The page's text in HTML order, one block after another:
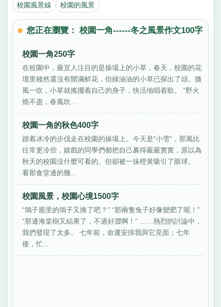
校園風景線
校園的風景
您正在瀏覽： 校園一角------冬之風景作文100字
校園一角250字
在校園中，最宜人注目的是操場上的小草，春天，校園的花
壇里雖然還沒有開滿鮮花，但綠油油的小草已探出了頭。微
風一吹，小草就搖擺着自己的身子，快活地唱着歌。 “野火
燒不盡，春風吹...
校園一角的秋色400字
踏着冰冷的步伐走在校園的操場上。今天是“小雪”，那風比
往常更冷些，嬉戲的同學們都把自己裹得嚴嚴實實，原以為
秋天的校園沒什麼可看的。但卻被一抹橙黃吸引了眼球。
看那食堂邊的幾...
校園風景，校園心境1500字
“鴿子籠里的鴿子又換了吧？” “那兩隻兔子好像變肥了呢！”
“那邊海棠樹又結果了，不過好澀啊！” ……熱烈的討論中，
我們發現了太多。 七年前，命運安排我與它見面；七年
後，忙...